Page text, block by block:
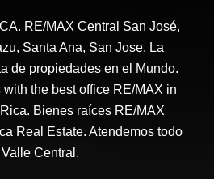
RE/MAX Central San José,
Santa Ana, San Jose. La
de propiedades en el Mundo.
the best office RE/MAX in
Bienes raíces RE/MAX
Real Estate. Atendemos todo
Central.